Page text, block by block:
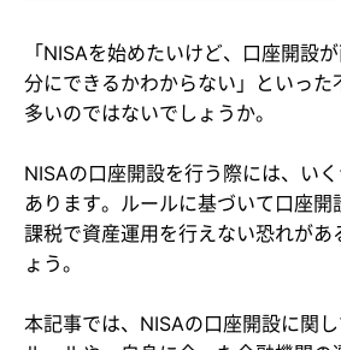
「NISAを始めたいけど、口座開設
分にできるかわからない」といった
多いのではないでしょうか。
NISAの口座開設を行う際には、い
あります。ルールに基づいて口座開
課税で資産運用を行えない恐れがあ
ょう。
本記事では、NISAの口座開設に関